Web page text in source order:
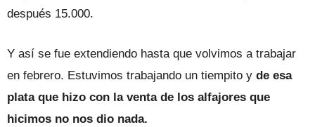
después 15.000.
Y así se fue extendiendo hasta que volvimos a trabajar
en febrero. Estuvimos trabajando un tiempito y de esa
plata que hizo con la venta de los alfajores que
hicimos no nos dio nada.